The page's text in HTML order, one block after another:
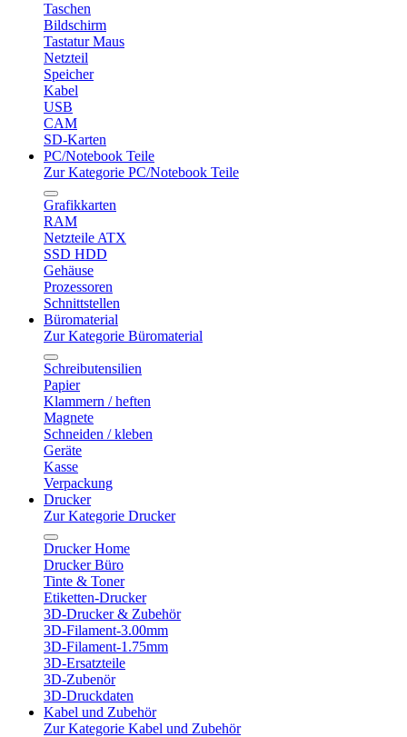
Taschen
Bildschirm
Tastatur Maus
Netzteil
Speicher
Kabel
USB
CAM
SD-Karten
PC/Notebook Teile
Zur Kategorie PC/Notebook Teile
Grafikkarten
RAM
Netzteile ATX
SSD HDD
Gehäuse
Prozessoren
Schnittstellen
Büromaterial
Zur Kategorie Büromaterial
Schreibutensilien
Papier
Klammern / heften
Magnete
Schneiden / kleben
Geräte
Kasse
Verpackung
Drucker
Zur Kategorie Drucker
Drucker Home
Drucker Büro
Tinte & Toner
Etiketten-Drucker
3D-Drucker & Zubehör
3D-Filament-3.00mm
3D-Filament-1.75mm
3D-Ersatzteile
3D-Zubenör
3D-Druckdaten
Kabel und Zubehör
Zur Kategorie Kabel und Zubehör